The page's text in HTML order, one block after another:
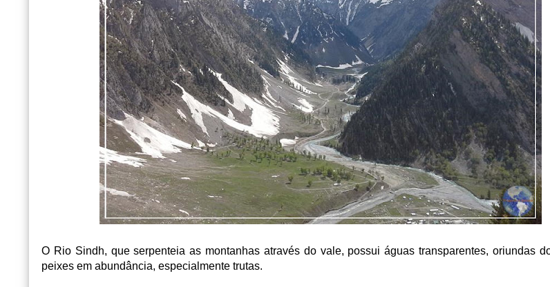
O Rio Sindh, que serpenteia as montanhas através do vale, possui águas transparentes, oriundas
peixes em abundância, especialmente trutas.